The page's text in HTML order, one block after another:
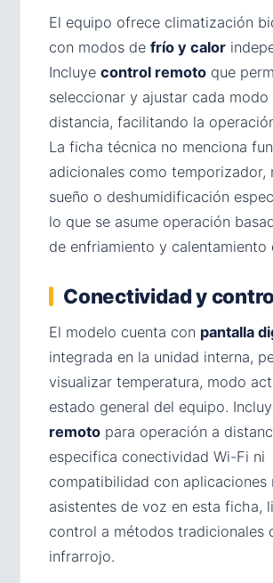
El equipo ofrece climatización
con modos de frío y calor
Incluye control remoto que
seleccionar y ajustar cada modo
distancia, facilitando la
La ficha técnica no menciona
adicionales como temporizador,
sueño o deshumidificación
lo que se asume operación
de enfriamiento y calentamiento
Conectividad y
El modelo cuenta con pantalla
integrada en la unidad interna,
visualizar temperatura, modo
estado general del equipo.
remoto para operación a
especifica conectividad Wi-Fi ni
compatibilidad con aplicaciones
asistentes de voz en esta ficha,
control a métodos tradicionales
infrarrojo.